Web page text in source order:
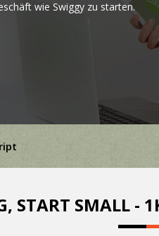
wie Swiggy zu starten.
START SMALL -